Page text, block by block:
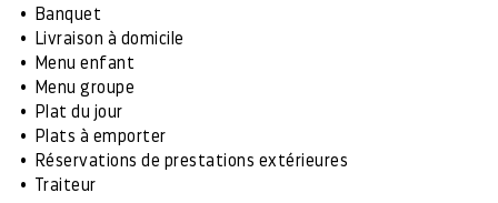
Banquet
Livraison à domicile
Menu enfant
Menu groupe
Plat du jour
Plats à emporter
Réservations de prestations extérieures
Traiteur